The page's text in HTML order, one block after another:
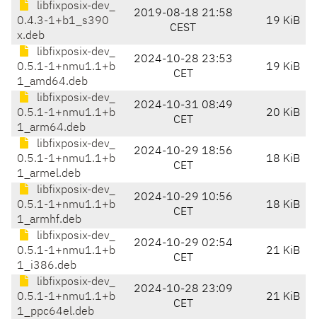
libfixposix-dev_
0.4.3-1+b1_s390
x.deb
2019-08-18 21:58
CEST
19 KiB
libfixposix-dev_
0.5.1-1+nmu1.1+b
1_amd64.deb
2024-10-28 23:53
CET
19 KiB
libfixposix-dev_
0.5.1-1+nmu1.1+b
1_arm64.deb
2024-10-31 08:49
CET
20 KiB
libfixposix-dev_
0.5.1-1+nmu1.1+b
1_armel.deb
2024-10-29 18:56
CET
18 KiB
libfixposix-dev_
0.5.1-1+nmu1.1+b
1_armhf.deb
2024-10-29 10:56
CET
18 KiB
libfixposix-dev_
0.5.1-1+nmu1.1+b
1_i386.deb
2024-10-29 02:54
CET
21 KiB
libfixposix-dev_
0.5.1-1+nmu1.1+b
1_ppc64el.deb
2024-10-28 23:09
CET
21 KiB